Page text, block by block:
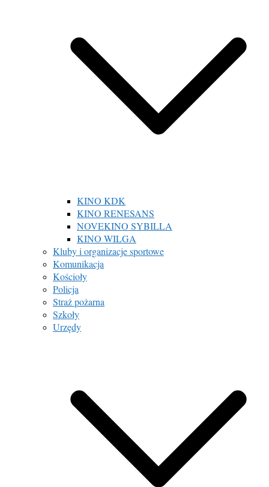
KINO KDK
KINO RENESANS
NOVEKINO SYBILLA
KINO WILGA
Kluby i organizacje sportowe
Komunikacja
Kościoły
Policja
Straż pożarna
Szkoły
Urzędy